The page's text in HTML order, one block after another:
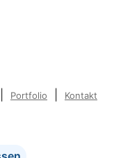
Portfolio Kontakt